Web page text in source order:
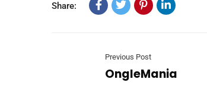
Share:
Previous Post
OngleMania